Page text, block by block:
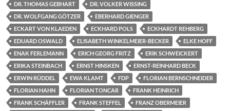
DR. THOMAS GEBHART
DR. VOLKER WISSING
DR. WOLFGANG GÖTZER
EBERHARD GIENGER
ECKART VON KLAEDEN
ECKHARD POLS
ECKHARDT REHBERG
EDUARD OSWALD
ELISABETH WINKELMEIER-BECKER
ELKE HOFF
ENAK FERLEMANN
ERICH GEORG FRITZ
ERIK SCHWEICKERT
ERIKA STEINBACH
ERNST HINSKEN
ERNST-REINHARD BECK
ERWIN RÜDDEL
EWA KLAMT FDP
FLORIAN BERNSCHNEIDER
FLORIAN HAHN
FLORIAN TONCAR
FRANK HEINRICH
FRANK SCHÄFFLER
FRANK STEFFEL
FRANZ OBERMEIER